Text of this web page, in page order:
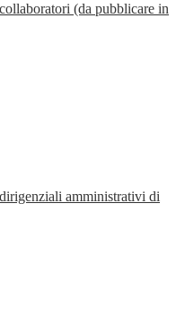
(da pubblicare in
amministrativi di